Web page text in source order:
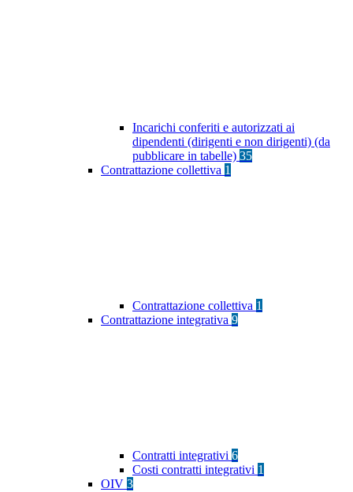
Incarichi conferiti e autorizzati ai
dipendenti (dirigenti e non dirigenti) (da
pubblicare in tabelle) 35
Contrattazione collettiva 1
Contrattazione collettiva 1
Contrattazione integrativa 9
Contratti integrativi 6
Costi contratti integrativi 1
OIV 3